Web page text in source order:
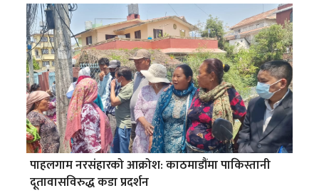
पाहलगाम नरसंहारको आक्रोश: काठमाडौंमा पाकिस्तानी
दूतावासविरुद्ध कडा प्रदर्शन